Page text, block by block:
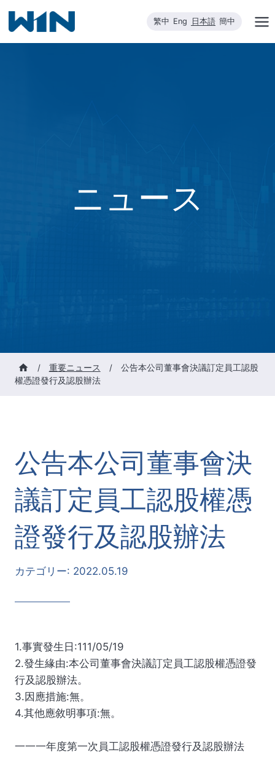
を
繁中 Eng 日本語 簡中
ニュース
/ 重要ニュース /
公告本公司董事會決議訂定員工認股
權憑證發行及認股辦法
公告本公司董事會決
議訂定員工認股權憑
證發行及認股辦法
カテゴリー: 2022.05.19
1.事實發生日:111/05/19
2.發生緣由:本公司董事會決議訂定員工認股權憑證發
行及認股辦法。
3.因應措施:無。
4.其他應敘明事項:無。
一一一年度第一次員工認股權憑證發行及認股辦法